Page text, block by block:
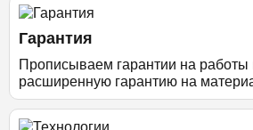
Гарантия
Прописываем гарантии на работы
расширенную гарантию на